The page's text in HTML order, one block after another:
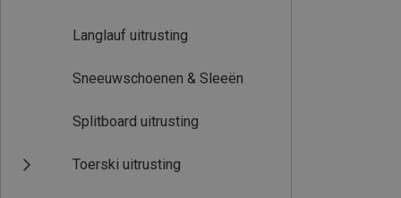
Langlauf uitrusting
Sneeuwschoenen & Sleeën
Splitboard uitrusting
Toerski uitrusting